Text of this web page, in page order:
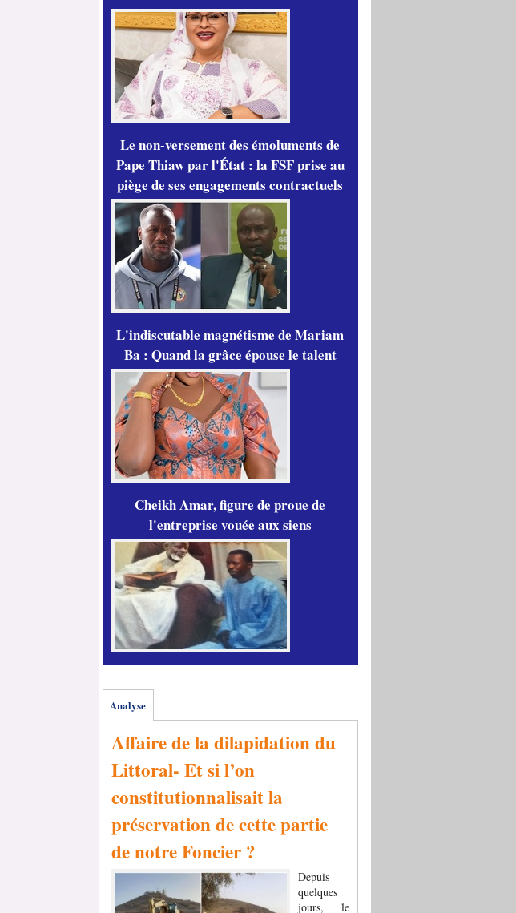
Le non-versement des émoluments de
Pape Thiaw par l'État : la FSF prise au
piège de ses engagements contractuels
L'indiscutable magnétisme de Mariam
Ba : Quand la grâce épouse le talent
Cheikh Amar, figure de proue de
l'entreprise vouée aux siens
Analyse
Affaire de la dilapidation du
Littoral- Et si l’on
constitutionnalisait la
préservation de cette partie
de notre Foncier ?
Depuis
quelques
jours, le